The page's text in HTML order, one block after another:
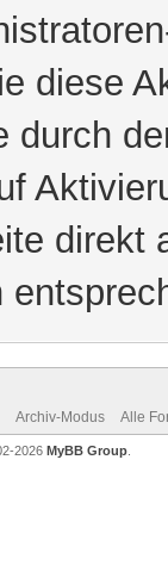
diese
durch
direkt
Archiv-Modus Alle
2026 MyBB Group